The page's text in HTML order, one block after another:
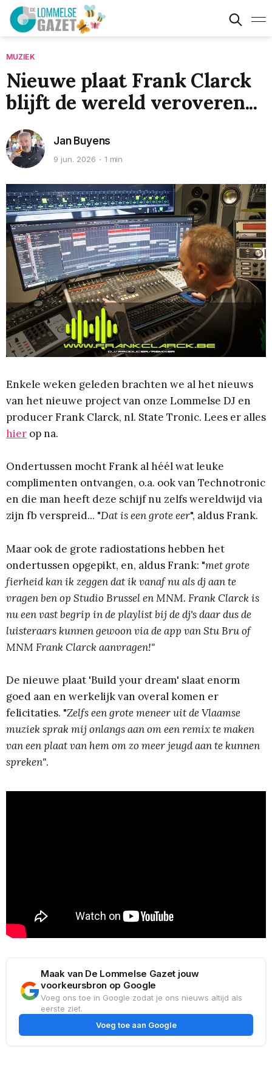
MUZIEK
Nieuwe plaat Frank Clarck
blijft de wereld veroveren...
Jan Buyens
9 jun. 2026 1 min
Enkele weken geleden brachten we al het nieuws
van het nieuwe project van onze Lommelse DJ en
producer Frank Clarck, nl. State Tronic. Lees er alles
hier op na.
Ondertussen mocht Frank al héél wat leuke
complimenten ontvangen, o.a. ook van Technotronic
en die man heeft deze schijf nu zelfs wereldwijd via
zijn fb verspreid... "Dat is een grote eer", aldus Frank.
Maar ook de grote radiostations hebben het
ondertussen opgepikt, en, aldus Frank: "met grote
fierheid kan ik zeggen dat ik vanaf nu als dj aan te
vragen ben op Studio Brussel en MNM. Frank Clarck is
nu een vast begrip in de playlist bij de dj's daar dus de
luisteraars kunnen gewoon via de app van Stu Bru of
MNM Frank Clarck aanvragen!"
De nieuwe plaat 'Build your dream' slaat enorm
goed aan en werkelijk van overal komen er
felicitaties. "Zelfs een grote meneer uit de Vlaamse
muziek sprak mij onlangs aan om een remix te maken
van een plaat van hem om zo meer jeugd aan te kunnen
spreken".
Maak van De Lommelse Gazet jouw
voorkeursbron op Google
Voeg ons toe in Google zodat je ons nieuws altijd als
eerste ziet.
Voeg toe aan Google